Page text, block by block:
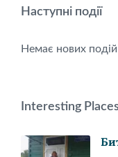
Наступні події
Немає нових подій
Interesting